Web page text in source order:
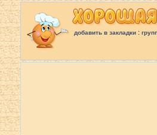
добавить в закладки: